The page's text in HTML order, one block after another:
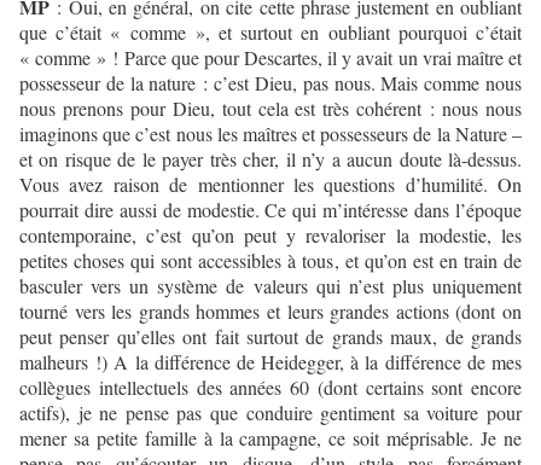
MP : Oui, en général, on cite cette phrase justement en oubliant
que c’était « comme », et surtout en oubliant pourquoi c’était
« comme » ! Parce que pour Descartes, il y avait un vrai maître et
possesseur de la nature : c’est Dieu, pas nous. Mais comme nous
nous prenons pour Dieu, tout cela est très cohérent : nous nous
imaginons que c’est nous les maîtres et possesseurs de la Nature –
et on risque de le payer très cher, il n’y a aucun doute là-dessus.
Vous avez raison de mentionner les questions d’humilité. On
pourrait dire aussi de modestie. Ce qui m’intéresse dans l’époque
contemporaine, c’est qu’on peut y revaloriser la modestie, les
petites choses qui sont accessibles à tous, et qu’on est en train de
basculer vers un système de valeurs qui n’est plus uniquement
tourné vers les grands hommes et leurs grandes actions (dont on
peut penser qu’elles ont fait surtout de grands maux, de grands
malheurs !) A la différence de Heidegger, à la différence de mes
collègues intellectuels des années 60 (dont certains sont encore
actifs), je ne pense pas que conduire gentiment sa voiture pour
mener sa petite famille à la campagne, ce soit méprisable. Je ne